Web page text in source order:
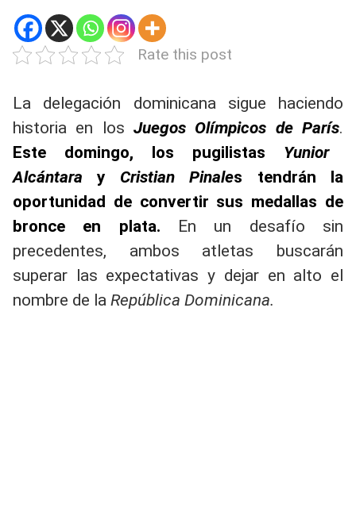
Rate this post
La delegación dominicana sigue haciendo
historia en los Juegos Olímpicos de París.
Este domingo, los pugilistas Yunior
Alcántara y Cristian Pinales tendrán la
oportunidad de convertir sus medallas de
bronce en plata. En un desafío sin
precedentes, ambos atletas buscarán
superar las expectativas y dejar en alto el
nombre de la República Dominicana.